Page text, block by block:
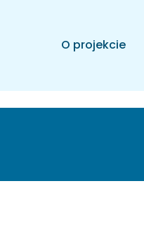
O projekcie